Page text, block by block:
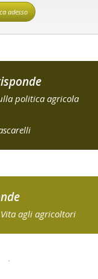
adesso
politica agricola
agli agricoltori